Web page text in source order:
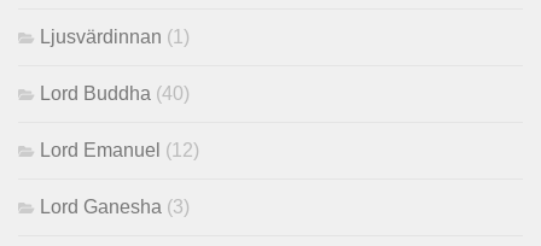
Ljusvärdinnan (1)
Lord Buddha (40)
Lord Emanuel (12)
Lord Ganesha (3)